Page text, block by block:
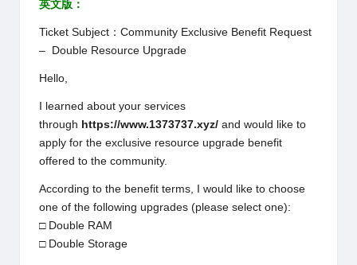
英文版：
Ticket Subject： Community Exclusive Benefit Request
– Double Resource Upgrade
Hello,
I learned about your services
through https://www.1373737.xyz/ and would like to
apply for the exclusive resource upgrade benefit
offered to the community.
According to the benefit terms, I would like to choose
one of the following upgrades (please select one):
□ Double RAM
□ Double Storage